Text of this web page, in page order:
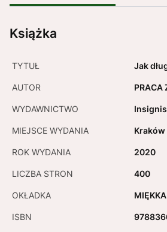
Książka
TYTUŁ Jak
AUTOR PRACA
WYDAWNICTWO
MIEJSCE WYDANIA Kraków
ROK WYDANIA 2020
LICZBA STRON 400
OKŁADKA MIĘKKA
ISBN